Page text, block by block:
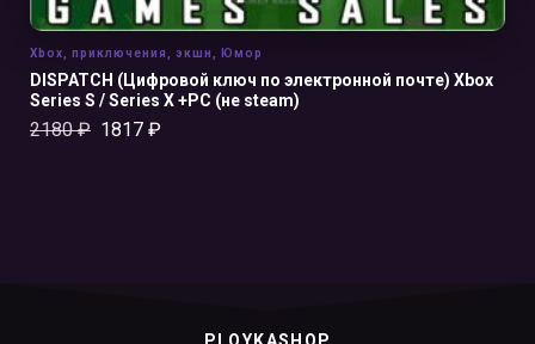
DISPATCH (Цифровой ключ по электронной почте) Xbox
Series S / Series X +PC (не steam)
2180₽ 1817 ₽
Xbox приключения экшн Юмор